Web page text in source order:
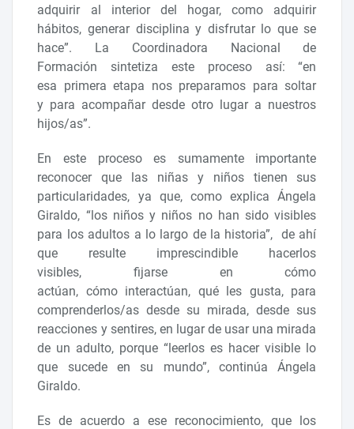
adquirir al interior del hogar, como adquirir
hábitos, generar disciplina y disfrutar lo que se
hace”. La Coordinadora Nacional de
Formación sintetiza este proceso así: “en
esa primera etapa nos preparamos para soltar
y para acompañar desde otro lugar a nuestros
hijos/as”.
En este proceso es sumamente importante
reconocer que las niñas y niños tienen sus
particularidades, ya que, como explica Ángela
Giraldo, “los niños y niños no han sido visibles
para los adultos a lo largo de la historia”, de ahí
que resulte imprescindible hacerlos
visibles, fijarse en cómo
actúan, cómo interactúan, qué les gusta, para
comprenderlos/as desde su mirada, desde sus
reacciones y sentires, en lugar de usar una mirada
de un adulto, porque “leerlos es hacer visible lo
que sucede en su mundo”, continúa Ángela
Giraldo.
Es de acuerdo a ese reconocimiento, que los